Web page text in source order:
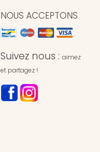
NOUS ACCEPTONS
Suivez nous : aimez
et partagez !